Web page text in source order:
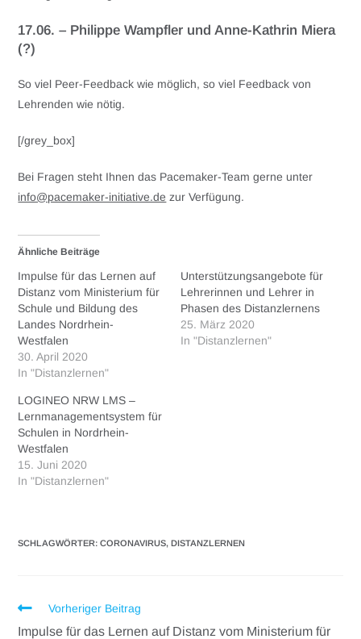
17.06. – Philippe Wampfler und Anne-Kathrin Miera
(?)
So viel Peer-Feedback wie möglich, so viel Feedback von
Lehrenden wie nötig.
[/grey_box]
Bei Fragen steht Ihnen das Pacemaker-Team gerne unter
info@pacemaker-initiative.de zur Verfügung.
Ähnliche Beiträge
Impulse für das Lernen auf
Distanz vom Ministerium für
Schule und Bildung des
Landes Nordrhein-
Westfalen
30. April 2020
In "Distanzlernen"
Unterstützungsangebote für
Lehrerinnen und Lehrer in
Phasen des Distanzlernens
25. März 2020
In "Distanzlernen"
LOGINEO NRW LMS –
Lernmanagementsystem für
Schulen in Nordrhein-
Westfalen
15. Juni 2020
In "Distanzlernen"
SCHLAGWÖRTER:CORONAVIRUS, DISTANZLERNEN
Vorheriger Beitrag
Impulse für das Lernen auf Distanz vom Ministerium für